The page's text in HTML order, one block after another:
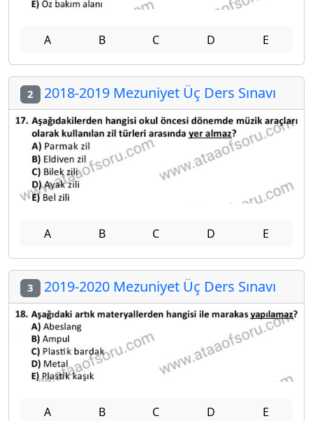
A B C D E
2 2018-2019 Mezuniyet Üç Ders Sınavı
A B C D E
3 2019-2020 Mezuniyet Üç Ders Sınavı
A B C D E